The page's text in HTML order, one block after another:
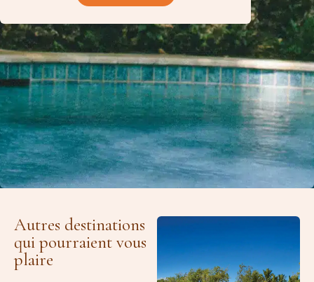
Autres destinations
qui pourraient vous
plaire